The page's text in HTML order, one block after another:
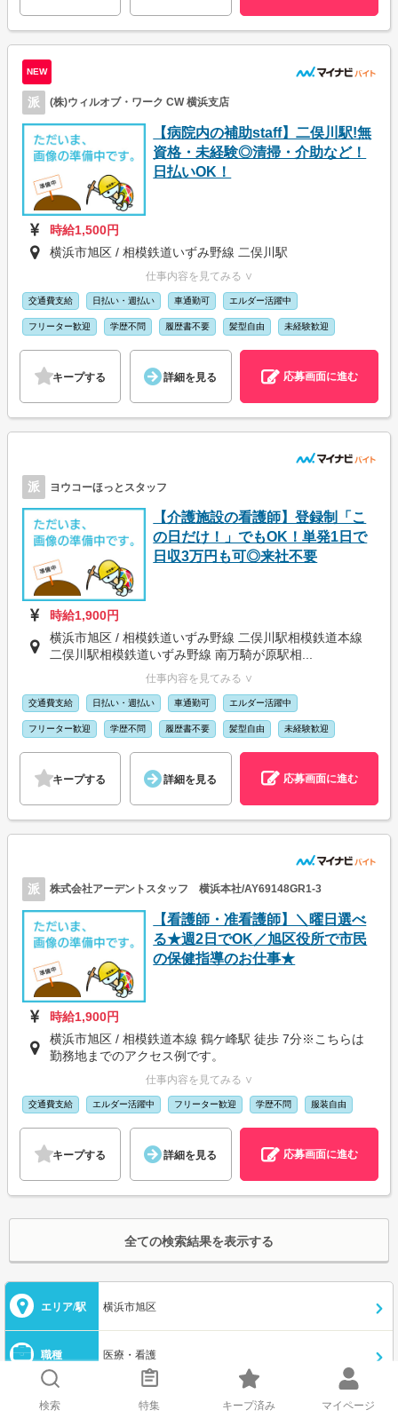
NEW
派 (株)ウィルオブ・ワーク CW 横浜支店
【病院内の補助staff】二俣川駅!無
資格・未経験◎清掃・介助など！
日払いOK！
時給1,500円
横浜市旭区 / 相模鉄道いずみ野線 二俣川駅
仕事内容を見てみる ∨
交通費支給 日払い・週払い 車通勤可 エルダー活躍中
フリーター歓迎 学歴不問 履歴書不要 髪型自由 未経験歓迎
キープする 詳細を見る 応募画面に進む
派 ヨウコーほっとスタッフ
【介護施設の看護師】登録制「こ
の日だけ！」でもOK！単発1日で
日収3万円も可◎来社不要
時給1,900円
横浜市旭区 / 相模鉄道いずみ野線 二俣川駅相模鉄道本線
二俣川駅相模鉄道いずみ野線 南万騎が原駅相...
仕事内容を見てみる ∨
交通費支給 日払い・週払い 車通勤可 エルダー活躍中
フリーター歓迎 学歴不問 履歴書不要 髪型自由 未経験歓迎
キープする 詳細を見る 応募画面に進む
派 株式会社アーデントスタッフ 横浜本社/AY69148GR1-3
【看護師・准看護師】＼曜日選べ
る★週2日でOK／旭区役所で市民
の保健指導のお仕事★
時給1,900円
横浜市旭区 / 相模鉄道本線 鶴ケ峰駅 徒歩 7分※こちらは
勤務地までのアクセス例です。
仕事内容を見てみる ∨
交通費支給 エルダー活躍中 フリーター歓迎 学歴不問 服装自由
キープする 詳細を見る 応募画面に進む
全ての検索結果を表示する
エリア/駅 横浜市旭区
職種 医療・看護
給与/条件 選択してください
検索 特集 キープ済み マイページ